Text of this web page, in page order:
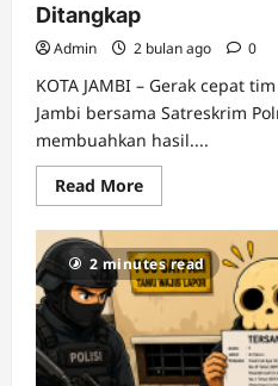
Ditangkap
Admin 2 bulan ago 0
KOTA JAMBI – Gerak cepat
Jambi bersama Satreskrim
membuahkan hasil....
Read MoreRead
more
Pelaku
Samurai
Penyerang
Polisi
Akhirnya
Ditangkap
2 minutes read